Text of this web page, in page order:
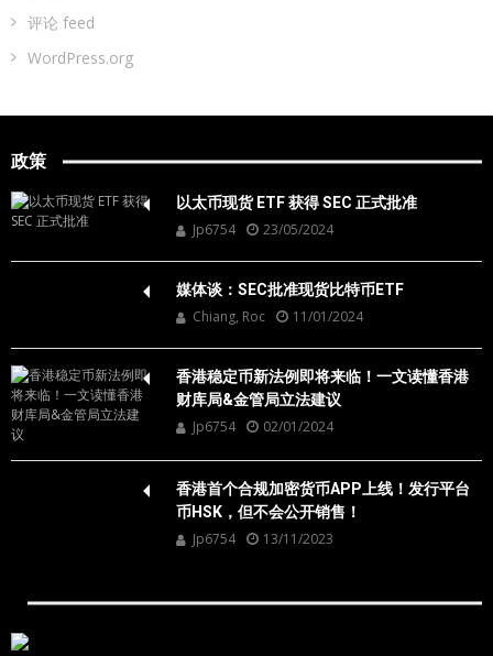
评论 feed
WordPress.org
政策
以太币现货 ETF 获得 SEC 正式批准
Jp6754 23/05/2024
媒体谈：SEC批准现货比特币ETF
Chiang, Roc 11/01/2024
香港稳定币新法例即将来临！一文读懂香港
财库局&金管局立法建议
Jp6754 02/01/2024
香港首个合规加密货币APP上线！发行平台
币HSK，但不会公开销售！
Jp6754 13/11/2023